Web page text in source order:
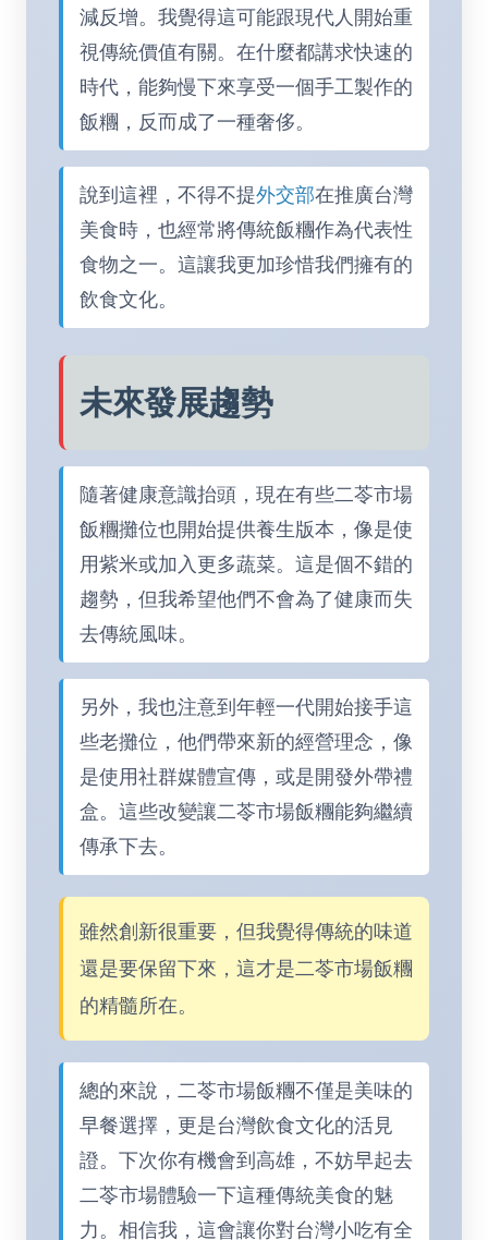
減反增。我覺得這可能跟現代人開始重
視傳統價值有關。在什麼都講求快速的
時代，能夠慢下來享受一個手工製作的
飯糰，反而成了一種奢侈。
說到這裡，不得不提外交部在推廣台灣
美食時，也經常將傳統飯糰作為代表性
食物之一。這讓我更加珍惜我們擁有的
飲食文化。
未來發展趨勢
隨著健康意識抬頭，現在有些二苓市場
飯糰攤位也開始提供養生版本，像是使
用紫米或加入更多蔬菜。這是個不錯的
趨勢，但我希望他們不會為了健康而失
去傳統風味。
另外，我也注意到年輕一代開始接手這
些老攤位，他們帶來新的經營理念，像
是使用社群媒體宣傳，或是開發外帶禮
盒。這些改變讓二苓市場飯糰能夠繼續
傳承下去。
雖然創新很重要，但我覺得傳統的味道
還是要保留下來，這才是二苓市場飯糰
的精髓所在。
總的來說，二苓市場飯糰不僅是美味的
早餐選擇，更是台灣飲食文化的活見
證。下次你有機會到高雄，不妨早起去
二苓市場體驗一下這種傳統美食的魅
力。相信我，這會讓你對台灣小吃有全